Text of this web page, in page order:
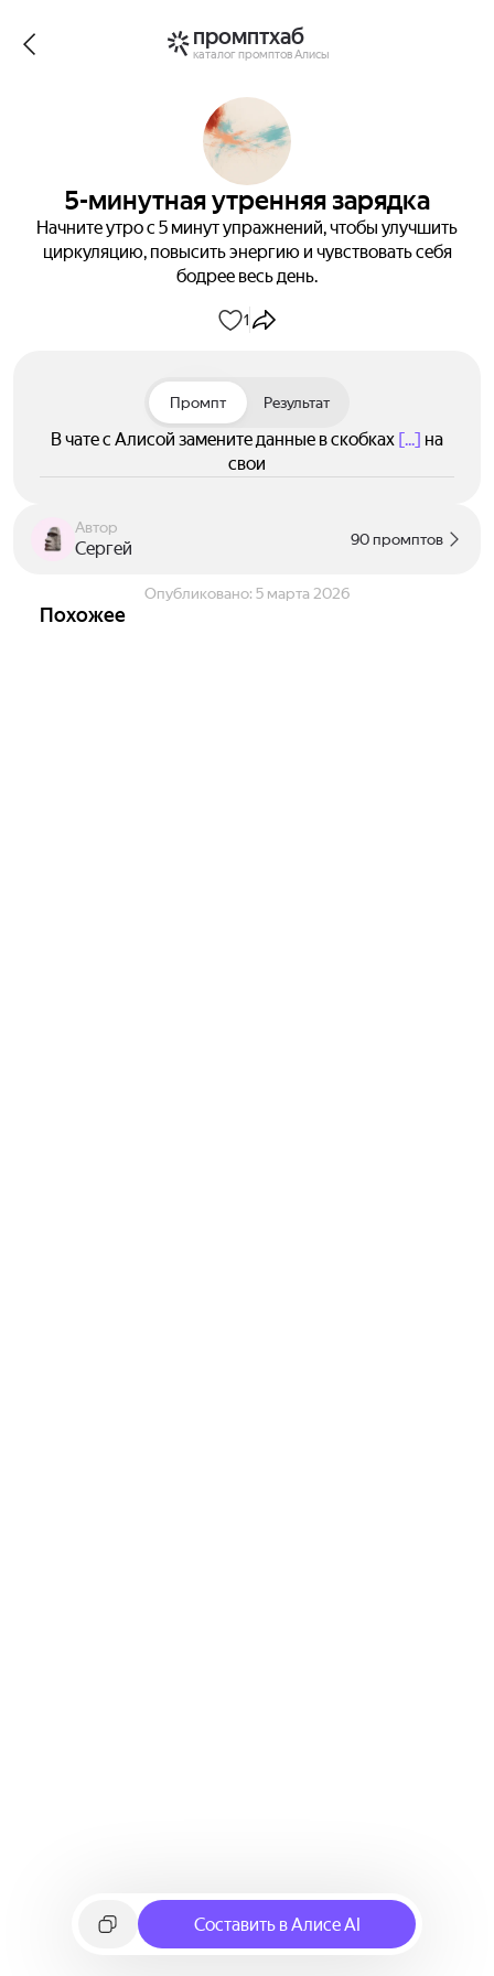
промптхаб
каталог промптов Алисы
5-минутная утренняя зарядка
Начните утро с 5 минут упражнений, чтобы улучшить
циркуляцию, повысить энергию и чувствовать себя
бодрее весь день.
1
Промпт Результат
В чате с Алисой замените данные в скобках [...] на
свои
Автор
Сергей 90 промптов
Опубликовано: 5 марта 2026
Похожее
Составить в Алисе AI